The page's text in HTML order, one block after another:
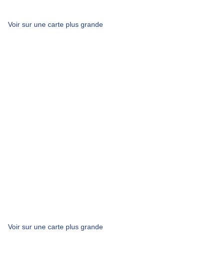
Voir sur une carte plus grande
Voir sur une carte plus grande